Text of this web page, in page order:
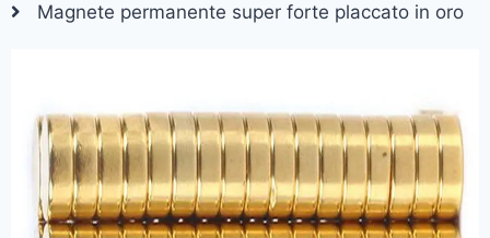
Magnete permanente super forte placcato in oro